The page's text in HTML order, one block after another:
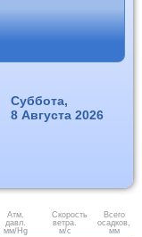
Суббота,
8 Августа 2026
Атм.
давл.
мм/Hg
Скорость
ветра.
м/с
Всего
осадков,
мм